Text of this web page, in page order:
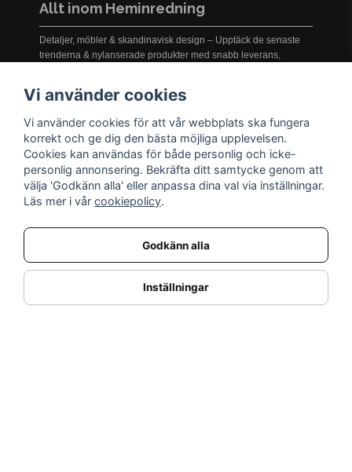
Allt inom Heminredning
Detaljer, möbler & skandinavisk design – Upptäck de senaste
trenderna & nylanserade produkter med snabb leverans,
INFORMATION
Nyheter
Kampanjer
Varumärken
Vi använder cookies
Vi använder cookies för att vår webbplats ska fungera
korrekt och ge dig den bästa möjliga upplevelsen.
Cookies kan användas för både personlig och icke-
personlig annonsering. Bekräfta ditt samtycke genom att
välja 'Godkänn alla' eller anpassa dina val via inställningar.
Läs mer i vår cookiepolicy.
Godkänn alla
Inställningar